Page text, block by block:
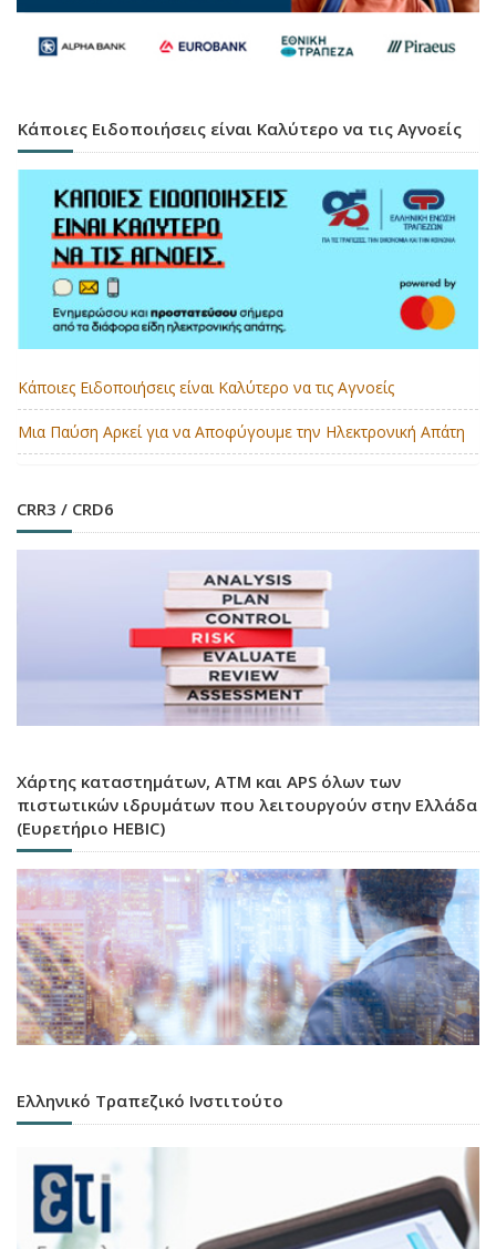
Κάποιες Ειδοποιήσεις είναι Καλύτερο να τις Αγνοείς
Κάποιες Ειδοποιήσεις είναι Καλύτερο να τις Αγνοείς
Μια Παύση Αρκεί για να Αποφύγουμε την Ηλεκτρονική Απάτη
CRR3 / CRD6
Χάρτης καταστημάτων, ATM και APS όλων των
πιστωτικών ιδρυμάτων που λειτουργούν στην Ελλάδα
(Ευρετήριο HEBIC)
Ελληνικό Τραπεζικό Ινστιτούτο